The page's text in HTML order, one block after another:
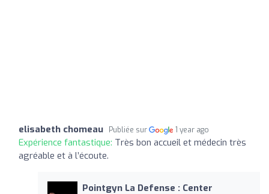
elisabeth chomeau Publiée sur 1 year ago
Expérience fantastique: Très bon accueil et médecin très
agréable et à l’écoute.
Pointgyn La Defense : Center